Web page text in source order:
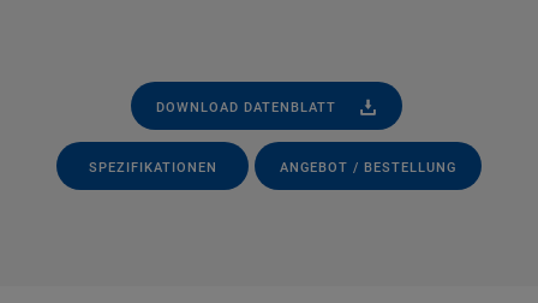
DOWNLOAD DATENBLATT
SPEZIFIKATIONEN ANGEBOT / BESTELLUNG